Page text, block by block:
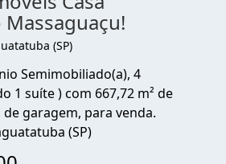
(SP)
Semimobiliado(a), 4
1 suíte ) com 667,72 m² de
garagem, para venda.
(SP)